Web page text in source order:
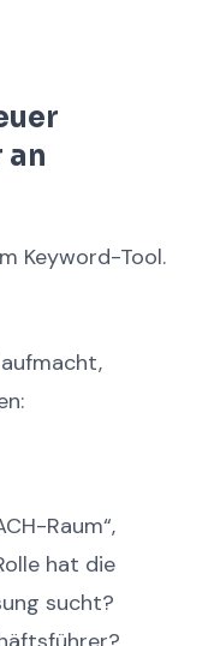
an
Keyword-Tool.
Raum“,
hat die
sucht?